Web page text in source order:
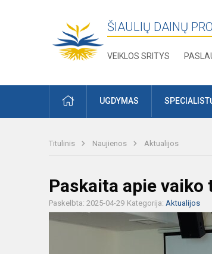
ŠIAULIŲ DAINŲ
VEIKLOS SRITYS
PRADŽIAUGDYMAS
Titulinis Naujienos Aktualijos
Paskaita apie
Paskelbta: 2025-04-29 Kategorija: Aktualijos